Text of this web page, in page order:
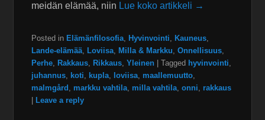
meidän elämää, niin Lue koko artikkeli →
Posted in Elämänfilosofia, Hyvinvointi, Kauneus,
Lande-elämää, Loviisa, Milla & Markku,Onnellisuus,
Perhe, Rakkaus, Rikkaus,Yleinen |Tagged hyvinvointi,
juhannus, koti, kupla, loviisa, maallemuutto,
malmgård , markku vahtila, milla vahtila,onni, rakkaus
Leave a reply